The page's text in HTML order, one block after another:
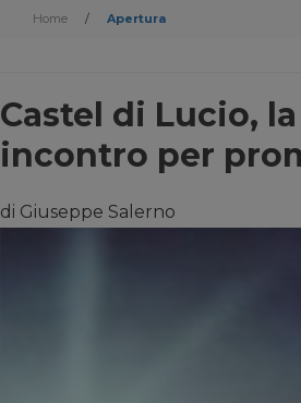
Home / Apertura
Castel di Lucio,
incontro per
di Giuseppe Salerno